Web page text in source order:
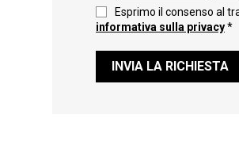
Esprimo il consenso al
informativa sulla privacy*
INVIA LA RICHIESTA